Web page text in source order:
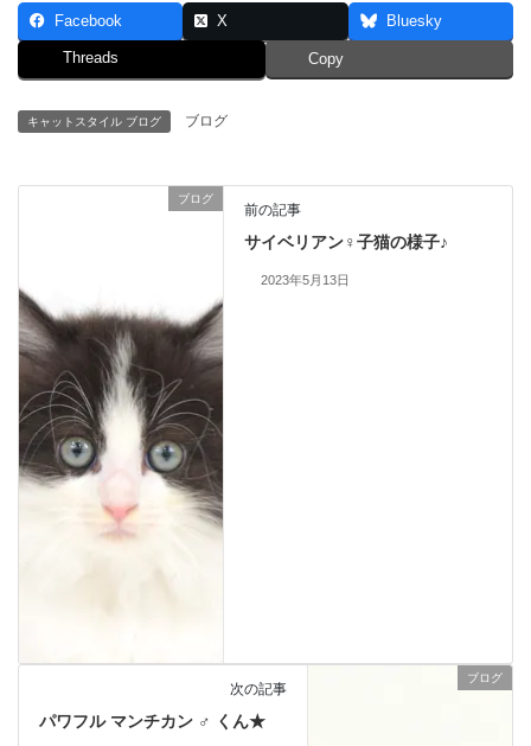
Facebook X Bluesky
Threads Copy
キャットスタイル ブログ ブログ
ブログ
前の記事
サイベリアン♀子猫の様子♪
2023年5月13日
ブログ
次の記事
パワフル マンチカン ♂ くん★